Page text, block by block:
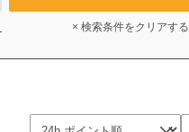
× 検索条件をクリアする